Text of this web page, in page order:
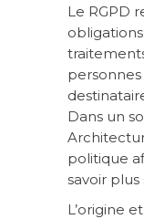
Le RGPD
Dans un
politique
savoir plus
L’origine